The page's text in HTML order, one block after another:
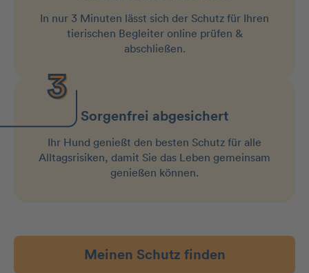
In nur 3 Minuten lässt sich der Schutz für Ihren
tierischen Begleiter online prüfen &
abschließen.
Sorgenfrei abgesichert
Ihr Hund genießt den besten Schutz für alle
Alltagsrisiken, damit Sie das Leben gemeinsam
genießen können.
Meinen Schutz finden